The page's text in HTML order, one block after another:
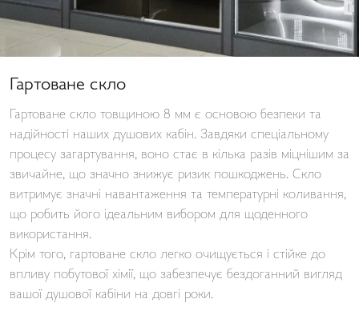
Гартоване скло
Гартоване скло товщиною 8 мм є основою безпеки та
надійності наших душових кабін. Завдяки спеціальному
процесу загартування, воно стає в кілька разів міцнішим за
звичайне, що значно знижує ризик пошкоджень. Скло
витримує значні навантаження та температурні коливання,
що робить його ідеальним вибором для щоденного
використання.
Крім того, гартоване скло легко очищується і стійке до
впливу побутової хімії, що забезпечує бездоганний вигляд
вашої душової кабіни на довгі роки.